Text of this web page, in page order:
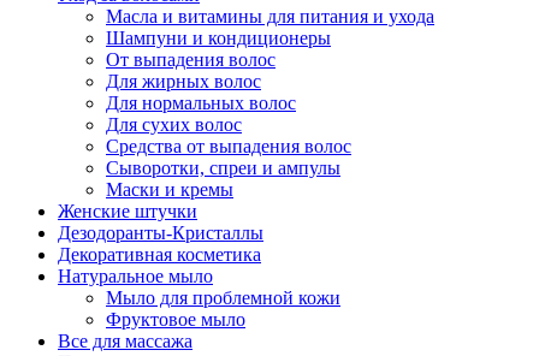
Масла и витамины для питания и ухода
Шампуни и кондиционеры
От выпадения волос
Для жирных волос
Для нормальных волос
Для сухих волос
Средства от выпадения волос
Сыворотки, спреи и ампулы
Маски и кремы
Женские штучки
Дезодоранты-Кристаллы
Декоративная косметика
Натуральное мыло
Мыло для проблемной кожи
Фруктовое мыло
Все для массажа